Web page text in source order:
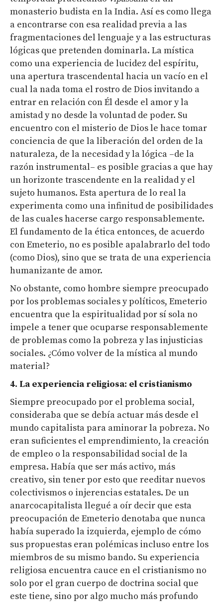
monasterio budista en la India. Así es como llega
a encontrarse con esa realidad previa a las
fragmentaciones del lenguaje y a las estructuras
lógicas que pretenden dominarla. La mística
como una experiencia de lucidez del espíritu,
una apertura trascendental hacia un vacío en el
cual la nada toma el rostro de Dios invitando a
entrar en relación con Él desde el amor y la
amistad y no desde la voluntad de poder. Su
encuentro con el misterio de Dios le hace tomar
conciencia de que la liberación del orden de la
naturaleza, de la necesidad y la lógica –de la
razón instrumental– es posible gracias a que hay
un horizonte trascendente en la realidad y el
sujeto humanos. Esta apertura de lo real la
experimenta como una infinitud de posibilidades
de las cuales hacerse cargo responsablemente.
El fundamento de la ética entonces, de acuerdo
con Emeterio, no es posible apalabrarlo del todo
(como Dios), sino que se trata de una experiencia
humanizante de amor.
No obstante, como hombre siempre preocupado
por los problemas sociales y políticos, Emeterio
encuentra que la espiritualidad por sí sola no
impele a tener que ocuparse responsablemente
de problemas como la pobreza y las injusticias
sociales. ¿Cómo volver de la mística al mundo
material?
4. La experiencia religiosa: el cristianismo
Siempre preocupado por el problema social,
consideraba que se debía actuar más desde el
mundo capitalista para aminorar la pobreza. No
eran suficientes el emprendimiento, la creación
de empleo o la responsabilidad social de la
empresa. Había que ser más activo, más
creativo, sin tener por esto que reeditar nuevos
colectivismos o injerencias estatales. De un
anarcocapitalista llegué a oír decir que esta
preocupación de Emeterio denotaba que nunca
había superado la izquierda, ejemplo de cómo
sus propuestas eran polémicas incluso entre los
miembros de su mismo bando. Su experiencia
religiosa encuentra cauce en el cristianismo no
solo por el gran cuerpo de doctrina social que
este tiene, sino por algo mucho más profundo